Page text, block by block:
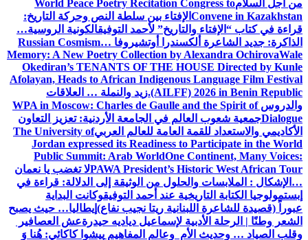
من أجل السلامWorld Peace Poetry Recitation Congress to
Convene in Kazakhstan الإفتاء بين سلطة النص وحركة التاريخ:
قراءة في كتاب “الإفتاء والتاريخ” لأحمد التوفيقالكونية الروسية…
الذاكرة: جديد الشاعرة ألكسندرا أوتشيروفا Russian Cosmism…
Memory: A New Poetry Collection by Alexandra OchirovaWale
Okediran’s TENANTS OF THE HOUSE Directed by Kunle
Afolayan, Heads to African Indigenous Language Film Festival
(AILFF) 2026 in Benin Republic. زيد والنملة … العلاقات
والدروسWPA in Moscow: Charles de Gaulle and the Spirit of
Dialogueجمعية شعوب العالم في الجامعة الأردنية: تعزيز التعاون
الأكاديمي والاستعداد للقمة العامة للعالم العربيThe University of
Jordan expressed its Readiness to Participate in the World
Public Summit: Arab WorldOne Continent, Many Voices:
PAWA President’s Historic West African Tourلا تغضب يا نعمان
…الإشكال : الملابسات والحلول من الوثيقة إلى الدلالة: قراءة في
إبستمولوجيا الكتابة التاريخية عند أحمد التوفيقوكانت البداية
عبوراً (قصيدة للشاعرة اللبنانية ريتا نجيب نفاع) إيطاليا… حيث يصبح
الشعر وطنًا | الرحلة الأدبية لإسماعيل دياديه حيدرةعش العصافير
وقلب الصياد … وحديث الأم وعالم المفاهيم پیشوا کاکائي: هُنا وَ